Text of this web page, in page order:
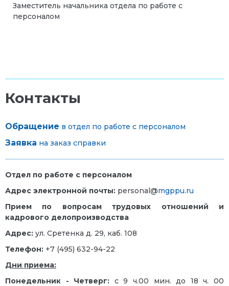
Заместитель начальника отдела по работе с
персоналом
Контакты
Обращение в отдел по работе с персоналом
Заявка на заказ справки
Отдел по работе с персоналом
Адрес электронной почты: personal@mgppu.ru
Прием по вопросам трудовых отношений и
кадрового делопроизводства
Адрес: ул. Сретенка д. 29, каб. 108
Телефон: +7 (495) 632-94-22
Дни приема:
Понедельник - Четверг: с 9 ч.00 мин. до 18 ч. 00